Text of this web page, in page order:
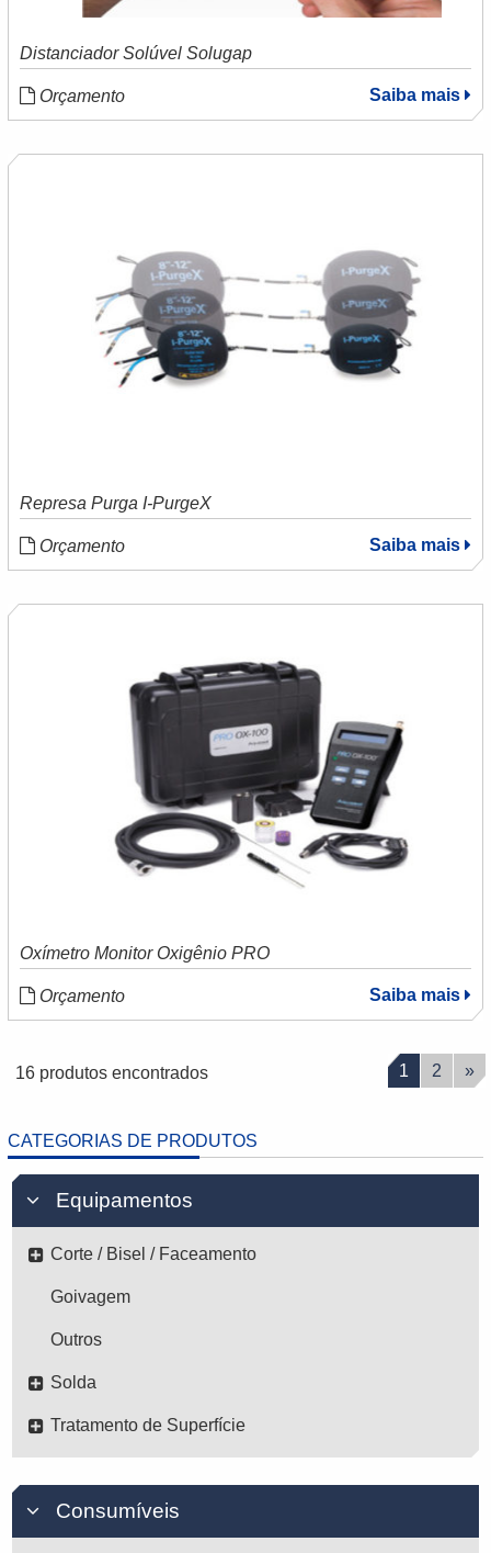
CATEGORIAS DE PRODUTOS
Equipamentos
Corte / Bisel / Faceamento
Goivagem
Outros
Solda
Tratamento de Superfície
Consumíveis
Distanciador Solúvel Solugap
Orçamento Saiba mais
Represa Purga I-PurgeX
Orçamento Saiba mais
Oxímetro Monitor Oxigênio PRO
Orçamento Saiba mais
16 produtos encontrados 1 2 »